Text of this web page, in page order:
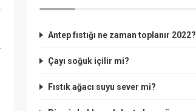
Antep fıstığı ne zaman toplanır 2022?
Çayı soğuk içilir mi?
Fıstık ağacı suyu sever mi?